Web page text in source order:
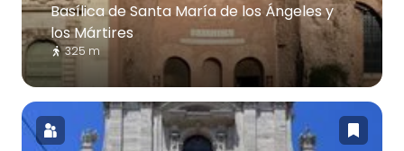
Basílica de Santa María de los Ángeles y
los Mártires
325 m